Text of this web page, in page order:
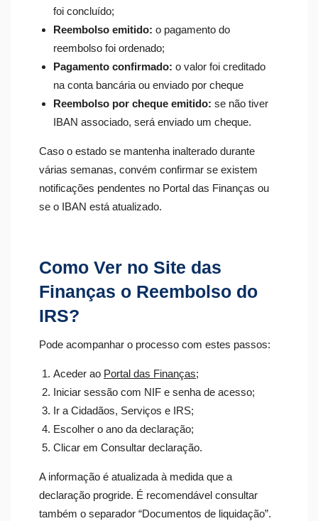
foi concluído;
Reembolso emitido: o pagamento do
reembolso foi ordenado;
Pagamento confirmado: o valor foi creditado
na conta bancária ou enviado por cheque
Reembolso por cheque emitido: se não tiver
IBAN associado, será enviado um cheque.
Caso o estado se mantenha inalterado durante
várias semanas, convém confirmar se existem
notificações pendentes no Portal das Finanças ou
se o IBAN está atualizado.
Como Ver no Site das
Finanças o Reembolso do
IRS?
Pode acompanhar o processo com estes passos:
Aceder ao Portal das Finanças;
Iniciar sessão com NIF e senha de acesso;
Ir a Cidadãos, Serviços e IRS;
Escolher o ano da declaração;
Clicar em Consultar declaração.
A informação é atualizada à medida que a
declaração progride. É recomendável consultar
também o separador “Documentos de liquidação”.